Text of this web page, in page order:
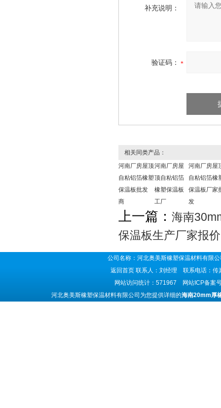
补充说明：
验证码：
相关同类产品：
河南厂房屋顶
自粘铝箔橡塑
保温板批发
商
河南厂房屋
顶自粘铝箔
橡塑保温板
工厂
河南厂房屋
自粘铝箔橡
保温板厂家
发
上一篇： 海南
保温板生产厂家报价
公司名称：河北奥美斯橡塑保温材料有
返回首页 联系人：刘经理 联系电话：
网站访问统计：571967 网站ICP备案
河北奥美斯橡塑保温材料有限公司为您提供详细的海南20mm厚